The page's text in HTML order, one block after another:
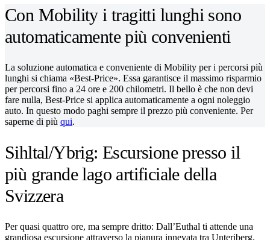
Con Mobility i tragitti lunghi sono
automaticamente più convenienti
La soluzione automatica e conveniente di Mobility per i percorsi più
lunghi si chiama «Best-Price». Essa garantisce il massimo risparmio
per percorsi fino a 24 ore e 200 chilometri. Il bello è che non devi
fare nulla, Best-Price si applica automaticamente a ogni noleggio
auto. In questo modo paghi sempre il prezzo più conveniente. Per
saperne di più qui.
Sihltal/Ybrig: Escursione presso il
più grande lago artificiale della
Svizzera
Per quasi quattro ore, ma sempre dritto: Dall’Euthal ti attende una
grandiosa escursione attraverso la pianura innevata tra Unteriberg,